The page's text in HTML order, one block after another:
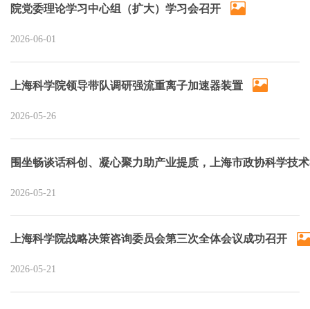
院党委理论学习中心组（扩大）学习会召开
2026-06-01
上海科学院领导带队调研强流重离子加速器装置
2026-05-26
围坐畅谈话科创、凝心聚力助产业提质，上海市政协科学技
2026-05-21
上海科学院战略决策咨询委员会第三次全体会议成功召开
2026-05-21